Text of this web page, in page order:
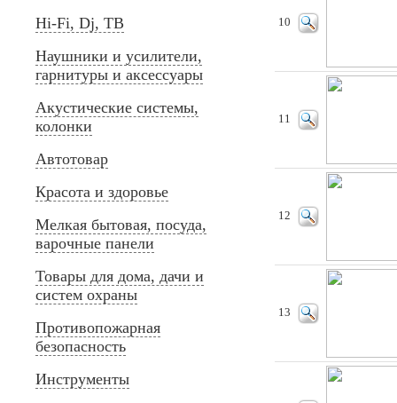
Hi-Fi, Dj, ТВ
Наушники и усилители,
гарнитуры и аксессуары
Акустические системы,
колонки
Автотовар
Красота и здоровье
Мелкая бытовая, посуда,
варочные панели
Товары для дома, дачи и
систем охраны
Противопожарная
безопасность
Инструменты
10
11
12
13